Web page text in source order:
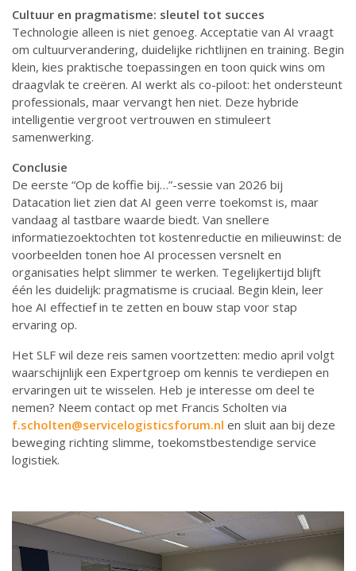
Cultuur en pragmatisme: sleutel tot succes
Technologie alleen is niet genoeg. Acceptatie van AI vraagt
om cultuurverandering, duidelijke richtlijnen en training. Begin
klein, kies praktische toepassingen en toon quick wins om
draagvlak te creëren. AI werkt als co-piloot: het ondersteunt
professionals, maar vervangt hen niet. Deze hybride
intelligentie vergroot vertrouwen en stimuleert
samenwerking.
Conclusie
De eerste “Op de koffie bij…”-sessie van 2026 bij
Datacation liet zien dat AI geen verre toekomst is, maar
vandaag al tastbare waarde biedt. Van snellere
informatiezoektochten tot kostenreductie en milieuwinst: de
voorbeelden tonen hoe AI processen versnelt en
organisaties helpt slimmer te werken. Tegelijkertijd blijft
één les duidelijk: pragmatisme is cruciaal. Begin klein, leer
hoe AI effectief in te zetten en bouw stap voor stap
ervaring op.
Het SLF wil deze reis samen voortzetten: medio april volgt
waarschijnlijk een Expertgroep om kennis te verdiepen en
ervaringen uit te wisselen. Heb je interesse om deel te
nemen? Neem contact op met Francis Scholten via
f.scholten@servicelogisticsforum.nl en sluit aan bij deze
beweging richting slimme, toekomstbestendige service
logistiek.